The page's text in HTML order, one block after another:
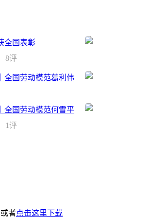
全国表彰
8评
国劳动模范葛利伟
全国劳动模范何雪平
1评
者点击这里下载